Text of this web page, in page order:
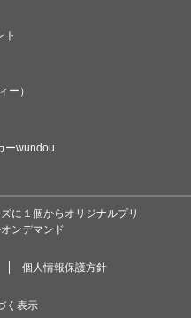
ト
ー）
ーwundou
に１個からオリジナルプリ
ンデマンド
個人情報保護方針
く表示